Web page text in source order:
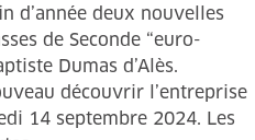
d’année deux nouvelles
de Seconde “euro-
Dumas d’Alès.
découvrir l’entreprise
14 septembre 2024. Les